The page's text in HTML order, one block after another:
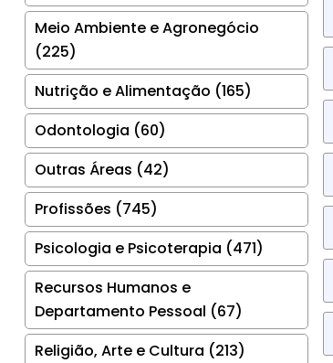
Meio Ambiente e Agronegócio
(225)
Nutrição e Alimentação (165)
Odontologia (60)
Outras Áreas (42)
Profissões (745)
Psicologia e Psicoterapia (471)
Recursos Humanos e
Departamento Pessoal (67)
Religião, Arte e Cultura (213)